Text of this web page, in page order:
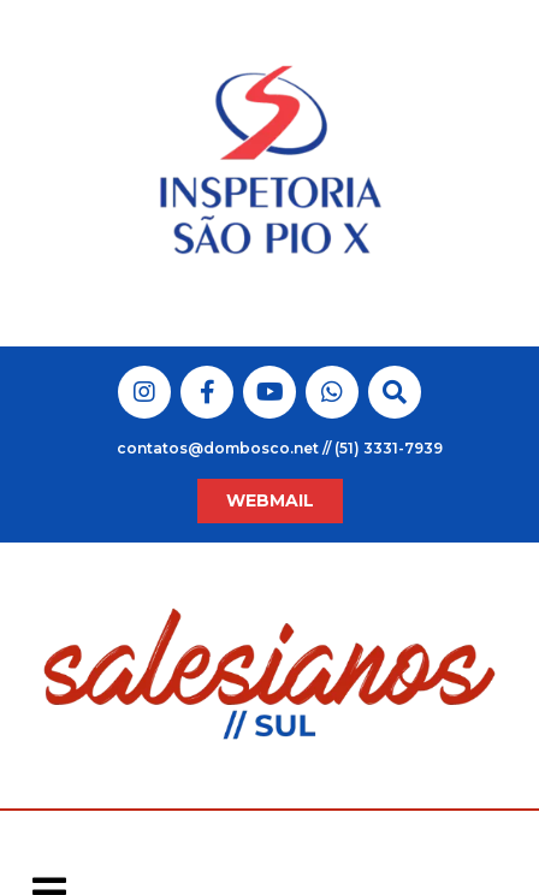
contatos@dombosco.net // (51) 3331-7939
WEBMAIL